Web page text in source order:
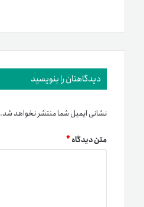
دیدگاهتان را بنویسید
نشانی ایمیل شما منتشر نخواهد شد.
متن دیدگاه*